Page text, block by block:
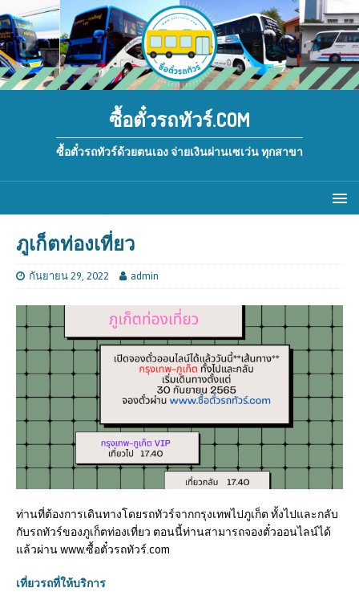
ซื้อตั๋วรถทัวร์.COM
ซื้อตั๋วรถทัวร์ด้วยตนเอง จ่ายเงินผ่านเซเว่น ทุกสาขา
ภูเก็ตท่องเที่ยว
กันยายน 29, 2022 admin
ท่านที่ต้องการเดินทางโดยรถทัวร์จากกรุงเทพไปภูเก็ต ทั้งไปและกลับ
กับรถทัวร์ของภูเก็ตท่องเที่ยว ตอนนี้ท่านสามารถจองตั๋วออนไลน์ได้
แล้วผ่าน www.ซื้อตั๋วรถทัวร์.com
เที่ยวรถที่ให้บริการ